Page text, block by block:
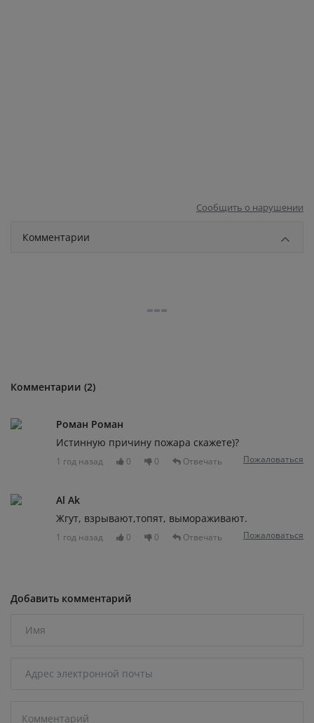
Сообщить о нарушении
Комментарии
Комментарии (2)
Роман Роман
Истинную причину пожара скажете)?
1 год назад 0 0 Отвечать Пожаловаться
Al Ak
Жгут, взрывают,топят, вымораживают.
1 год назад 0 0 Отвечать Пожаловаться
Добавить комментарий